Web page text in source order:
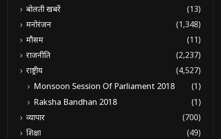
बोलती खबरें
(13)
मनोरंजन
(1,348)
मौसम
(11)
राजनीति
(2,237)
राष्ट्रीय
(4,527)
Monsoon Session Of Parliament 2018
(1)
Raksha Bandhan 2018
(1)
व्यापार
(700)
शिक्षा
(49)